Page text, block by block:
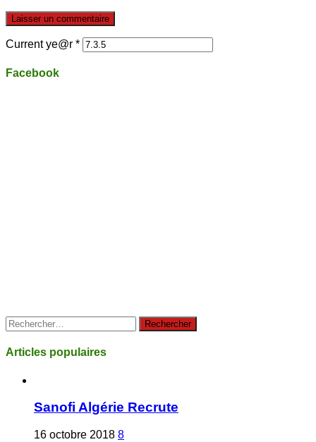
Current ye@r *
Facebook
Rechercher :
Articles populaires
Sanofi Algérie Recrute
16 octobre 2018 8